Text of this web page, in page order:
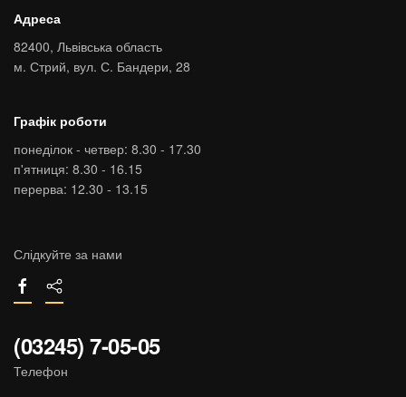
Адреса
82400, Львівська область
м. Стрий, вул. С. Бандери, 28
Графік роботи
понеділок - четвер: 8.30 - 17.30
п'ятниця: 8.30 - 16.15
перерва: 12.30 - 13.15
Слідкуйте за нами
(03245) 7-05-05
Телефон